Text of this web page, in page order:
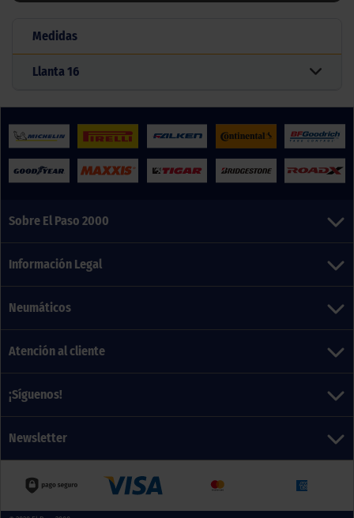
Medidas
Llanta16
Sobre El Paso 2000
Información Legal
Neumáticos
Atención al cliente
¡Síguenos!
Newsletter